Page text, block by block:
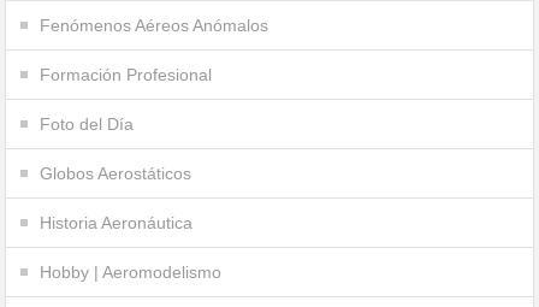
Fenómenos Aéreos Anómalos
Formación Profesional
Foto del Día
Globos Aerostáticos
Historia Aeronáutica
Hobby | Aeromodelismo